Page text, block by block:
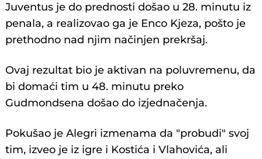
Juventus je do prednosti došao u 28. minutu iz
penala, a realizovao ga je Enco Kjeza, pošto je
prethodno nad njim načinjen prekršaj.
Ovaj rezultat bio je aktivan na poluvremenu, da
bi domaći tim u 48. minutu preko
Gudmondsena došao do izjednačenja.
Pokušao je Alegri izmenama da "probudi" svoj
tim, izveo je iz igre i Kostića i Vlahovića, ali